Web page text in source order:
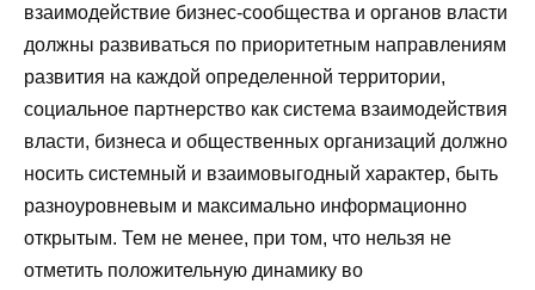
взаимодействие бизнес-сообщества и органов власти
должны развиваться по приоритетным направлениям
развития на каждой определенной территории,
социальное партнерство как система взаимодействия
власти, бизнеса и общественных организаций должно
носить системный и взаимовыгодный характер, быть
разноуровневым и максимально информационно
открытым. Тем не менее, при том, что нельзя не
отметить положительную динамику во